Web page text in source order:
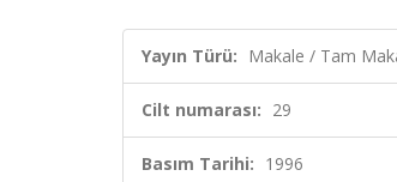
Yayın Türü: Makale / Tam
Cilt numarası: 29
Basım Tarihi: 1996